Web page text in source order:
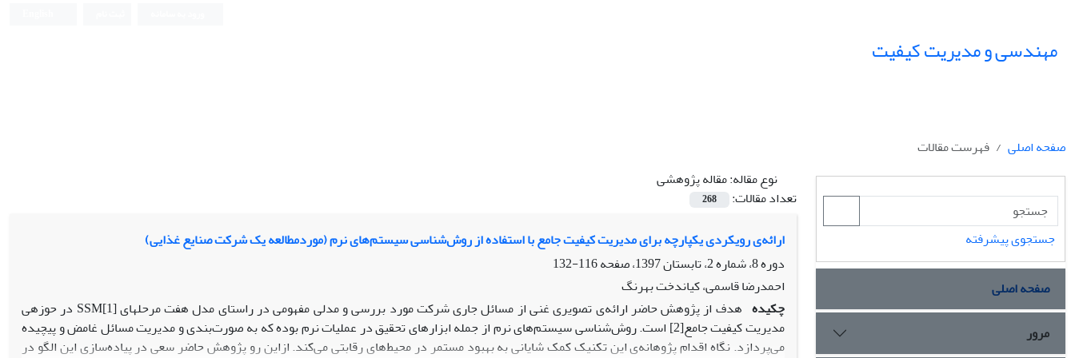
مهندسی و مدیریت کیفیت
صفحه اصلی
فهرست مقالات
نوع مقاله:مقاله پژوهشی
تعداد مقالات:
268
ارائه‌ی رویکردی یکپارچه برای مدیریت کیفیت جامع با استفاده از روش‌شناسی سیستم‌های نرم (موردمطالعه یک شرکت صنایع غذایی)
دوره 8، شماره 2، تابستان 1397، صفحه
116-132
احمدرضا قاسمی، کیاندخت بهرنگ
چکیده
هدف از پژوهش حاضر ارائه‌­ی تصویری غنی از مسائل جاری شرکت مورد بررسی و مدلی مفهومی در راستای مدل هفت مرحله­ای [SSM[1 در حوزه­ی
مدیریت کیفیت جامع[2] است. روش­‌شناسی سیستم­‌های نرم از جمله ابزارهای تحقیق در عملیات نرم بوده که به صورت‌­بندی و مدیریت مسائل غامض و پیچیده
می­‌پردازد. نگاه اقدام پژوهانه­‌ی این تکنیک کمک شایانی به بهبود مستمر در محیط‌­های رقابتی می­‌کند. ازاین‌ رو پژوهش حاضر سعی در پیاده­‌سازی این الگو در
جستجوی پیشرفته
صفحه اصلی
مرور